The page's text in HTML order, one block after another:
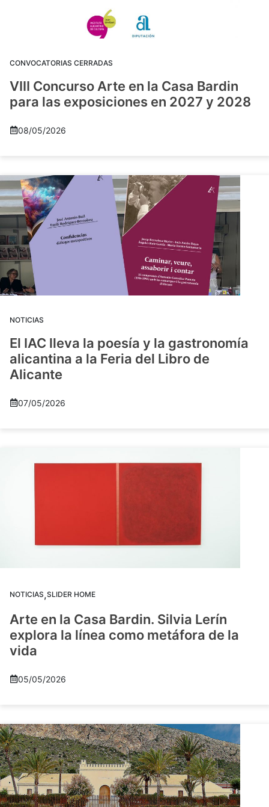
CONVOCATORIAS CERRADAS
VIII Concurso Arte en la Casa Bardin
para las exposiciones en 2027 y 2028
08/05/2026
NOTICIAS
El IAC lleva la poesía y la gastronomía
alicantina a la Feria del Libro de
Alicante
07/05/2026
NOTICIAS,SLIDER HOME
Arte en la Casa Bardin. Silvia Lerín
explora la línea como metáfora de la
vida
05/05/2026